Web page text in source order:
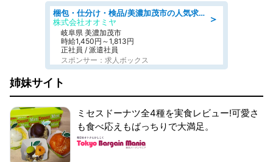
＞
梱包・仕分け・検品/美濃加茂市の人気求人仕分け/高時給/長期休暇充実
株式会社オオミヤ
岐阜県 美濃加茂市
時給1,450円～1,813円
正社員 / 派遣社員
スポンサー：求人ボックス
姉妹サイト
ミセスドーナツ全4種を実食レビュー!可愛さ
も食べ応えもばっちりで大満足。